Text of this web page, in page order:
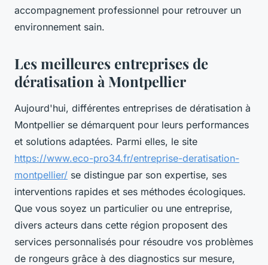
accompagnement professionnel pour retrouver un
environnement sain.
Les meilleures entreprises de
dératisation à Montpellier
Aujourd'hui, différentes entreprises de dératisation à
Montpellier se démarquent pour leurs performances
et solutions adaptées. Parmi elles, le site
https://www.eco-pro34.fr/entreprise-deratisation-
montpellier/ se distingue par son expertise, ses
interventions rapides et ses méthodes écologiques.
Que vous soyez un particulier ou une entreprise,
divers acteurs dans cette région proposent des
services personnalisés pour résoudre vos problèmes
de rongeurs grâce à des diagnostics sur mesure,